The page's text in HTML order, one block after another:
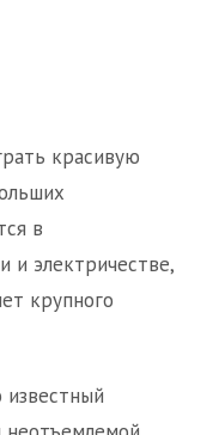
красивую
в
и электричестве,
крупного